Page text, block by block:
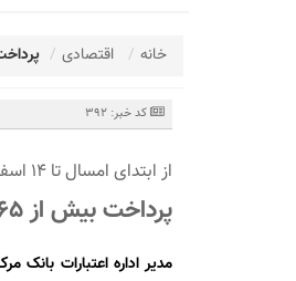
تیما، محصول جدید بانك
توسعه درمانگاه فوق تخصصی
هشدار نایب رئیس اتحادیه
خانه اقتصادی پرداخت بیش از 165 همت
کد خبر: 392
از ابتدای امسال تا 14 اسفند ماه انجام شد؛
پرداخت بیش از 165 همت تسهیلات ازدواج، فرزند و ودیعه مسکن
مدیر اداره اعتبارات بانک